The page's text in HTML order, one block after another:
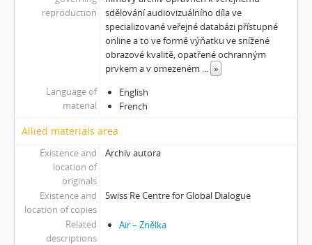
[Subseries] Flare up
[Subseries] Pinup
[Subseries] The Time
[Subseries] Čas zkoušky
[Subseries] Musica Picta – Hodina slavnosti
[Subseries] Musica Picta – Čas smutku
[Subseries] Velká dětská symfonie
[Subseries] Musica Picta – Čas tance
[Subseries] Musica Picta – Čas radování
[Subseries] Musica Picta – Čas veselosti
[Subseries] Jednou ráno
[Subseries] Magnety
reproduction
sdělování audiovizuálního díla ve
specializované veřejné databázi přístupné
online a to ve formě výňatku ve snížené
obrazové kvalitě, opatřené ochranným
prvkem a v omezeném ... »
Language of
material
English
French
Allied materials area
Existence and
location of
originals
Archiv autora
Existence and
location of copies
Swiss Re Centre for Global Dialogue
Related
descriptions
Air – Znělka